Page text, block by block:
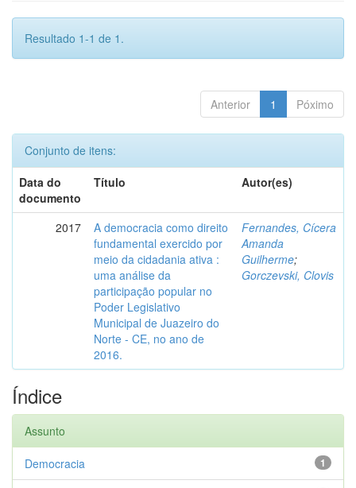
Resultado 1-1 de 1.
Anterior 1 Póximo
Conjunto de itens:
Data do
documento
Título Autor(es)
2017
A democracia como direito
fundamental exercido por
meio da cidadania ativa :
uma análise da
participação popular no
Poder Legislativo
Municipal de Juazeiro do
Norte - CE, no ano de
2016.
Fernandes, Cícera
Amanda
Guilherme;
Gorczevski, Clovis
Índice
Assunto
1
Democracia